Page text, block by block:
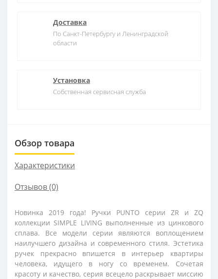
Доставка
По Санкт-Петербургу и Ленинградской
области
Установка
Собственная сервисная служба
Обзор товара
Характеристики
Отзывов (0)
Новинка 2019 года! Ручки PUNTO серии ZR и ZQ
коллекции SIMPLE LIVING выполненные из цинкового
сплава. Все модели серии являются воплощением
наилучшего дизайна и современного стиля. Эстетика
ручек прекрасно впишется в интерьер квартиры
человека, идущего в ногу со временем. Сочетая
красоту и качество, серия всецело раскрывает миссию